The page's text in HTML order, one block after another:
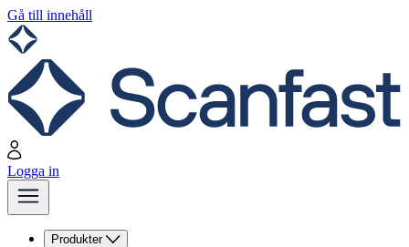
Gå till innehåll
Logga in
Produkter